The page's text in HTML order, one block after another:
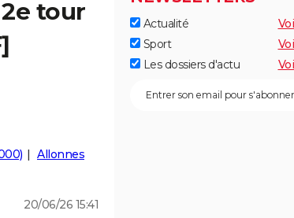
tour
Allonnes
20/06/26 15:41
Actualité
Sport
Les dossiers d'actu